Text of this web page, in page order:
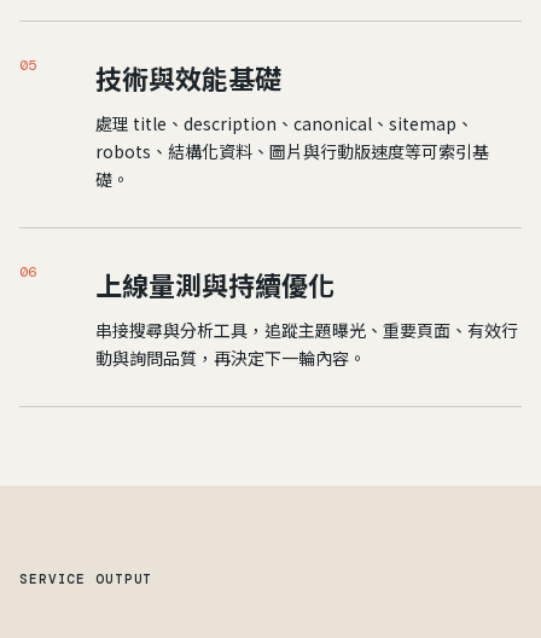
05 技術與效能基礎
處理 title、description、canonical、sitemap、
robots、結構化資料、圖片與行動版速度等可索引基
礎。
06 上線量測與持續優化
串接搜尋與分析工具，追蹤主題曝光、重要頁面、有效行
動與詢問品質，再決定下一輪內容。
SERVICE OUTPUT